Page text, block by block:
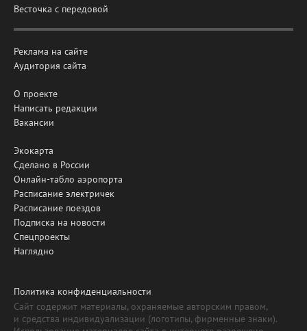
Весточка с передовой
Реклама на сайте
Аудитория сайта
О проекте
Написать редакции
Вакансии
Экокарта
Сделано в России
Онлайн-табло аэропорта
Расписание электричек
Расписание поездов
Подписка на новости
Спецпроекты
Наглядно
Политика конфиденциальности
Сайт содержит материалы, охраняемые авторским правом,
и средства индивидуализации (логотипы, фирменные знаки).